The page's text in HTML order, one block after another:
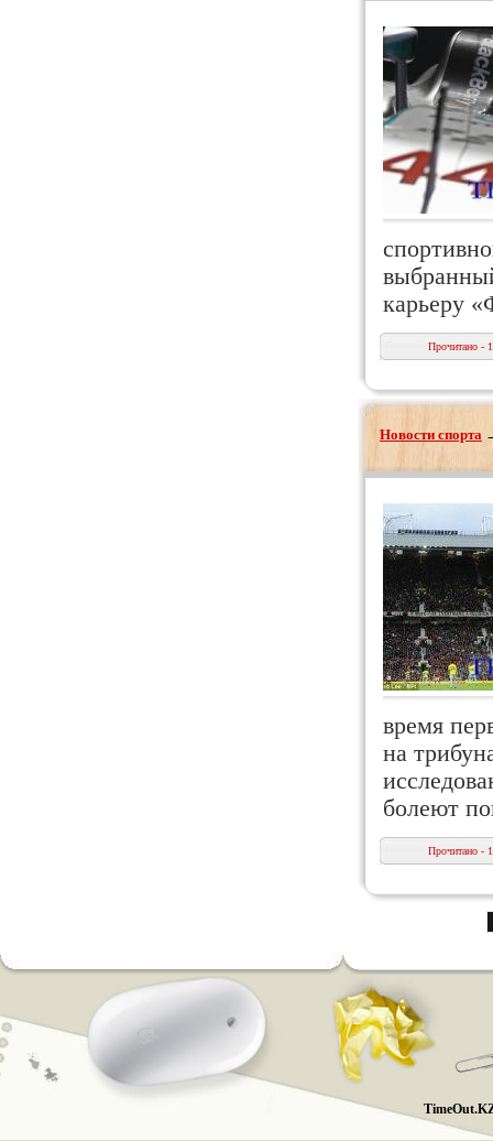
карьеру
Прочитано -
Новости спорта
время
на
болеют
Прочитано -